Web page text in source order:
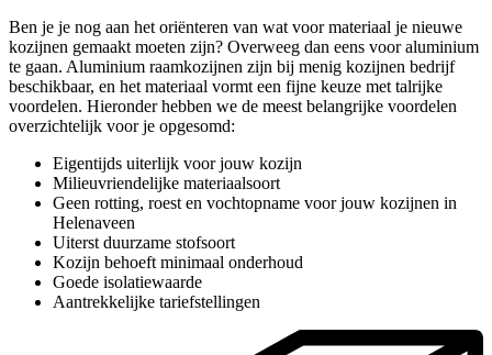
Ben je je nog aan het oriënteren van wat voor materiaal je nieuwe
kozijnen gemaakt moeten zijn? Overweeg dan eens voor aluminium
te gaan. Aluminium raamkozijnen zijn bij menig kozijnen bedrijf
beschikbaar, en het materiaal vormt een fijne keuze met talrijke
voordelen. Hieronder hebben we de meest belangrijke voordelen
overzichtelijk voor je opgesomd:
Eigentijds uiterlijk voor jouw kozijn
Milieuvriendelijke materiaalsoort
Geen rotting, roest en vochtopname voor jouw kozijnen in
Helenaveen
Uiterst duurzame stofsoort
Kozijn behoeft minimaal onderhoud
Goede isolatiewaarde
Aantrekkelijke tariefstellingen